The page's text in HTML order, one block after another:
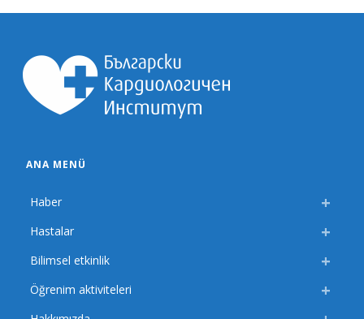
ANA MENÜ
Haber
Hastalar
Bilimsel etkinlik
Öğrenim aktiviteleri